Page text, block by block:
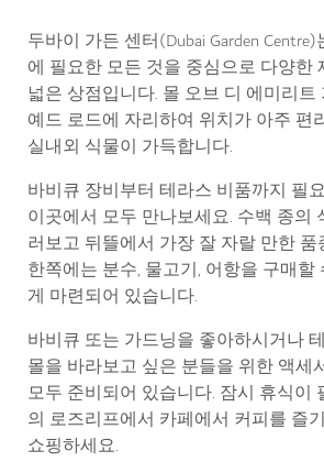
두바이 가든 센터(Dubai Garden
에 필요한 모든 것을 중심으로 다양한
넓은 상점입니다. 몰 오브 디 에미리
예드 로드에 자리하여 위치가 아주 편
실내외 식물이 가득합니다.
바비큐 장비부터 테라스 비품까지 필
이곳에서 모두 만나보세요. 수백 종의
러보고 뒤뜰에서 가장 잘 자랄 만한
한쪽에는 분수, 물고기, 어항을 구매할
게 마련되어 있습니다.
바비큐 또는 가드닝을 좋아하시거나
몰을 바라보고 싶은 분들을 위한 액세
모두 준비되어 있습니다. 잠시 휴식이
의 로즈리프에서 카페에서 커피를 즐
쇼핑하세요.